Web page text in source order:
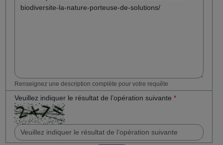
Renseignez une description complète pour votre requête
Veuillez indiquer le résultat de l’opération suivante *